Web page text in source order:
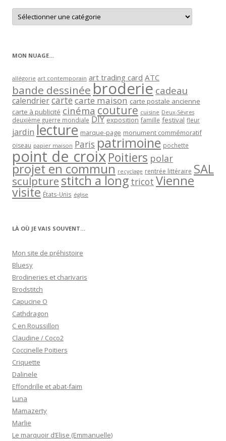
Retrouver
les
articles
MON NUAGE…
allégorie art contemporain art trading card ATC
bande dessinée broderie cadeau
calendriercartecarte maison carte postale ancienne
carte à publicité cinéma couture cuisine Deux-Sèvres
deuxième guerre mondiale DIY exposition famille festival fleur
jardin lecture marque-page monument commémoratif
oiseau papier maison Paris patrimoine pochette
point de croixPoitiers polar
projet en commun recyclage rentrée littéraire SAL
sculpturestitch a long tricot Vienne
visite États-Unis église
LÀ OÙ JE VAIS SOUVENT…
Mon site de préhistoire
Bluesy
Brodineries et charivaris
Brodstitch
Capucine O
Cathdragon
C en Roussillon
Claudine / Coco2
Coccinelle Poitiers
Criquette
Dalinele
Effondrille et abat-faim
Luna
Mamazerty
Marlie
Le marquoir d’Elise (Emmanuelle)